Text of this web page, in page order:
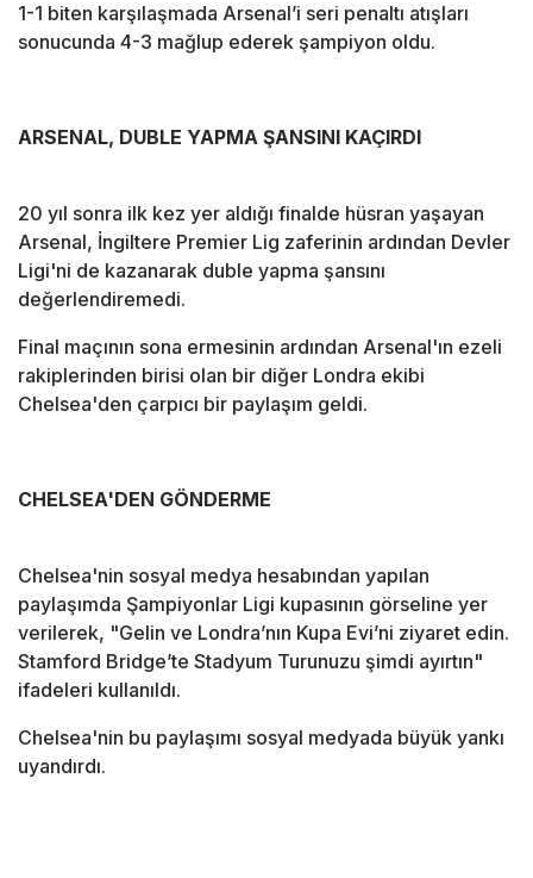
1-1 biten karşılaşmada Arsenal’i seri penaltı atışları
sonucunda 4-3 mağlup ederek şampiyon oldu.
ARSENAL, DUBLE YAPMA ŞANSINI KAÇIRDI
20 yıl sonra ilk kez yer aldığı finalde hüsran yaşayan
Arsenal, İngiltere Premier Lig zaferinin ardından Devler
Ligi'ni de kazanarak duble yapma şansını
değerlendiremedi.
Final maçının sona ermesinin ardından Arsenal'ın ezeli
rakiplerinden birisi olan bir diğer Londra ekibi
Chelsea'den çarpıcı bir paylaşım geldi.
CHELSEA'DEN GÖNDERME
Chelsea'nin sosyal medya hesabından yapılan
paylaşımda Şampiyonlar Ligi kupasının görseline yer
verilerek, "Gelin ve Londra’nın Kupa Evi’ni ziyaret edin.
Stamford Bridge’te Stadyum Turunuzu şimdi ayırtın"
ifadeleri kullanıldı.
Chelsea'nin bu paylaşımı sosyal medyada büyük yankı
uyandırdı.